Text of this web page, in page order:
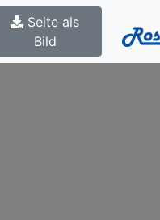
Seite als
Bild